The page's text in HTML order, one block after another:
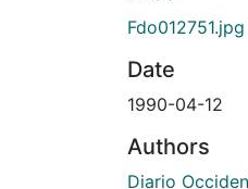
Fdo012751.jpg
Date
1990-04-12
Authors
Diario